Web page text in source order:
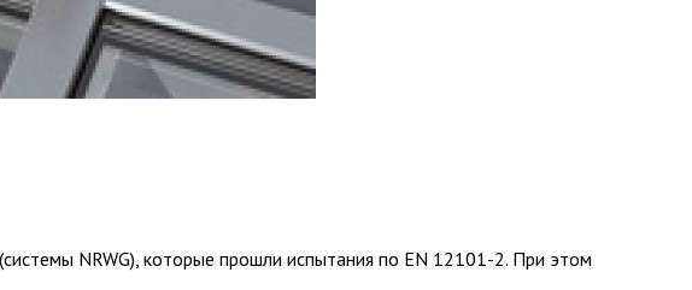
NRWG), которые прошли испытания по EN 12101-2. При этом